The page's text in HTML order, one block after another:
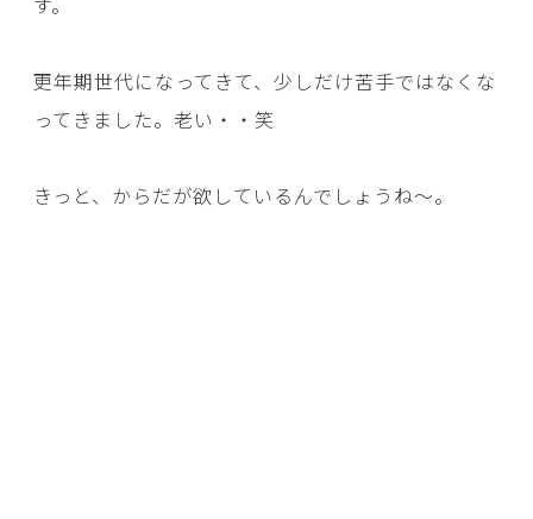
更年期世代になってきて、少しだけ苦手ではなくな
ってきました。老い・・笑
きっと、からだが欲しているんでしょうね～。